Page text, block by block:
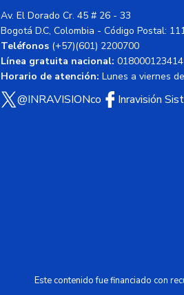
Av. El Dorado Cr. 45 # 26 - 33
Bogotá D.C, Colombia - Código Postal:
Teléfonos (+57)(601) 2200700
Línea gratuita nacional: 018000123414
Horario de atención: Lunes a viernes
@INRAVISIONco Inravisión
Este contenido fue financiado con